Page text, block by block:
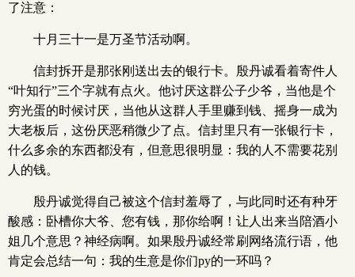
了注意：
十月三十一是万圣节活动啊。
信封拆开是那张刚送出去的银行卡。殷丹诚看着寄件人
“叶知行”三个字就有点火。他讨厌这群公子少爷，当他是个
穷光蛋的时候讨厌，当他从这群人手里赚到钱、摇身一成为
大老板后，这份厌恶稍微少了点。信封里只有一张银行卡，
什么多余的东西都没有，但意思很明显：我的人不需要花别
人的钱。
殷丹诚觉得自己被这个信封羞辱了，与此同时还有种牙
酸感：卧槽你大爷、您有钱，那你给啊！让人出来当陪酒小
姐几个意思？神经病啊。如果殷丹诚经常刷网络流行语，他
肯定会总结一句：我的生意是你们py的一环吗？